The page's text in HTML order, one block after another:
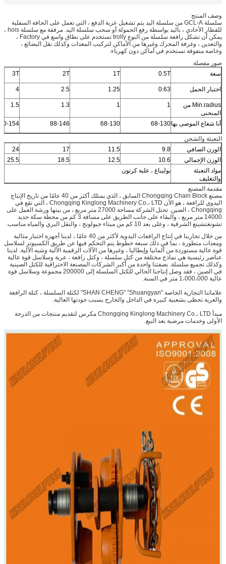
وصف المنتج
سلسلة GCL-A من سلسلة اليد يتم تشغيل عربة الدفع ، التي تعمل على الحافة السفلية
للقطار الأحادي ، باليد بواسطة رفع الحمولة أو سحب سلسلة اليد. مرفقة مع سلسلة hois ،
يمكن أن تشكل رافعة سلسلة من النوع trolly تستخدم على نطاق واسع في Factory ،
والتعدين ، وغرفة المحرك وغيرها من الأماكن لتركيب المعدات وكذلك نقل البضائع ،
وخاصة متفوقة تستخدم في أماكن دون كهرباء.
صور مفصلة
سعة
0.5T
1T
2T
3T
اختبار الحمل 0.63
1.25
2.5
4
Min.radius من
المنحنى
1
1
1.3
1.5
أنا شعاع الموصى بها68-130
68-130
88-146
154
التعبئة والشحن
الوزن الصافي
9.8
11.5
17
24
الوزن الإجمالي
10.6
12.5
18.5
25.5
مواد التعبئة
والتغليف
بوليباغ ، علبة كرتون
مقدمة المصنع
مصنع Chongqing Chain Block السابق ، الذي يمتلك أكثر من 40 عامًا من تاريخ الإنتاج
اليدوي للرافعة ، هو الآن Chongqing Kinglong Machinery Co.، LTD ، التي تقع في
Chongqing ، الصين. تحتل الشركة مساحة 27000 متر مربع ، من بينها ورشة العمل على
14000 متر مربع ، والبقاء على جانب الطريق على مسافة 3 كم من محطة سكة حديد
تشونغتشينغ الشرقية ، وعلى بعد 10 كم من ميناء جيولونج ، والنقل البري والمياه مناسب.
من خلال تجاربنا في إنتاج الرافعات اليدوية لأكثر من 40 عامًا ، لدينا أجهزة اختبار مثالية
ومعدات متطورة ، بما في ذلك سبعة خطوط يتم التحكم فيها عن طريق الكمبيوتر لسلاسل
قوة عالية مستوردة من ألمانيا وإيطاليا ، وغيرها من الآلات الرقمية الآلية وشبه الآلية. لدينا
عناصر رئيسية هي نماذج مختلفة من كتل سلسلة ، وكتل رافعة ، عربة وسلاسل قوة عالية
وكذلك تجميع سلسلة. بصفتنا واحدة من أكبر الشركات المصنعة الاحترافية للكتل الصينية
في الصين ، فقد وصل إنتاجنا الحالي للكتل السلسلة إلى 200000 مجموعة وسلاسل قوة
عالية 1،000،000 متر في السنة.
علاماتنا التجارية الخاصة "SHAN CHENG" "Shuangyan" لكتلة السلسلة ، كتلة الرافعة
والعربة تحظى بشعبية كبيرة في الداخل والخارج بسبب جودتها العالية.
مبدأ Chongqing Kinglong Machinery Co.، LTD مكرس لتقديم منتجات من الدرجة
الأولى وخدمات مرضية بعد البيع.